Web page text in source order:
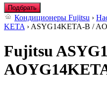
Подбрать
Кондиционеры Fujitsu ›
KETA › ASYG14KETA-B /
Fujitsu